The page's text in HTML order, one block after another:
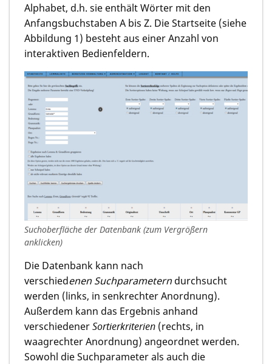
Alphabet, d.h. sie enthält Wörter mit den
Anfangsbuchstaben A bis Z. Die Startseite (siehe
Abbildung 1) besteht aus einer Anzahl von
interaktiven Bedienfeldern.
Suchoberfläche der Datenbank (zum Vergrößern
anklicken)
Die Datenbank kann nach
verschiedenen Suchparametern durchsucht
werden (links, in senkrechter Anordnung).
Außerdem kann das Ergebnis anhand
verschiedenerSortierkriterien (rechts, in
waagrechter Anordnung) angeordnet werden.
Sowohl die Suchparameter als auch die